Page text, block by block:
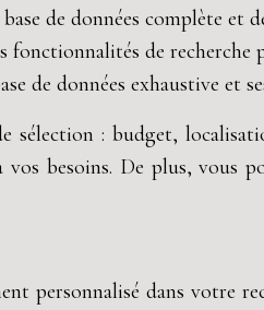
de données complète et
de recherche
de données exhaustive et
sélection : budget,
vos besoins. De plus, vous
personnalisé dans votre